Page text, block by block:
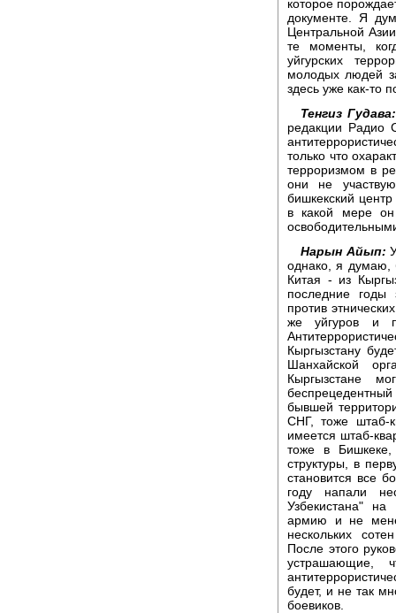
которое
документе. Я
Центральной
те моменты,
уйгурских
молодых людей
здесь уже как-то
Тенгиз Гудава:
редакции Радио
только что
терроризмом в
они не
бишкекский
в какой мере он
Нарын Айып:
однако, я думаю,
Китая - из
последние
против
же уйгуров и
Кыргызстану
Шанхайской
Кыргызстане
бывшей
СНГ, тоже штаб-
имеется штаб-
тоже в Бишкеке,
структуры, в
становится все
году напали
Узбекистана"
армию и не
нескольких
После этого
устрашающие,
будет, и не так
боевиков.